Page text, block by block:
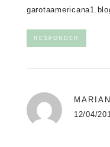
RESPONDER
12/04/